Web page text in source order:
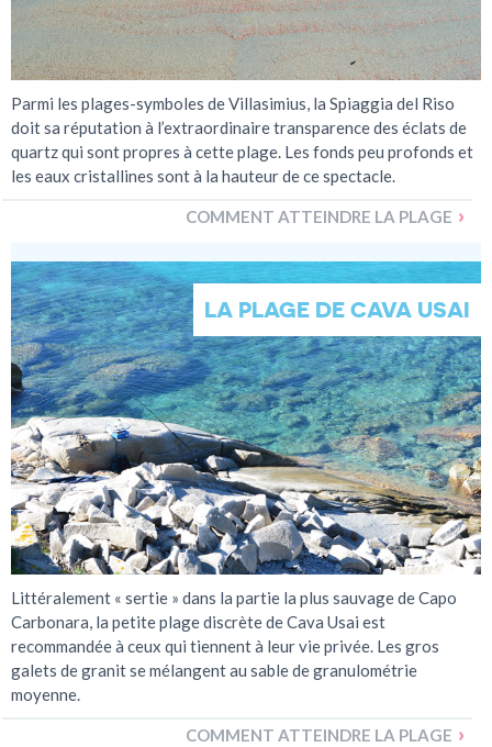
Parmi les plages-symboles de Villasimius, la Spiaggia del Riso
doit sa réputation à l’extraordinaire transparence des éclats de
quartz qui sont propres à cette plage. Les fonds peu profonds et
les eaux cristallines sont à la hauteur de ce spectacle.
COMMENT ATTEINDRE LA PLAGE
LA PLAGE DE CAVA USAI
Littéralement « sertie » dans la partie la plus sauvage de Capo
Carbonara, la petite plage discrète de Cava Usai est
recommandée à ceux qui tiennent à leur vie privée. Les gros
galets de granit se mélangent au sable de granulométrie
moyenne.
COMMENT ATTEINDRE LA PLAGE